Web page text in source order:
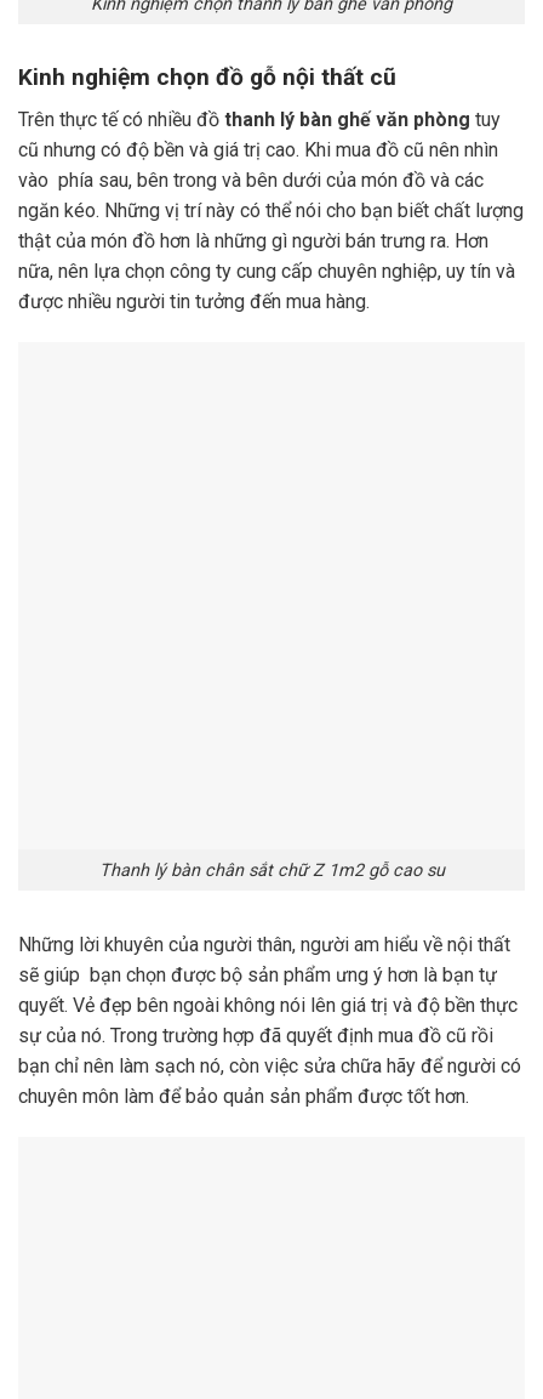
Kinh nghiệm chọn đồ gỗ nội thất cũ
Trên thực tế có nhiều đồ thanh lý bàn ghế văn phòng tuy
cũ nhưng có độ bền và giá trị cao. Khi mua đồ cũ nên nhìn
vào phía sau, bên trong và bên dưới của món đồ và các
ngăn kéo. Những vị trí này có thể nói cho bạn biết chất lượng
thật của món đồ hơn là những gì người bán trưng ra. Hơn
nữa, nên lựa chọn công ty cung cấp chuyên nghiệp, uy tín và
được nhiều người tin tưởng đến mua hàng.
Thanh lý bàn chân sắt chữ Z 1m2 gỗ cao su
Những lời khuyên của người thân, người am hiểu về nội thất
sẽ giúp bạn chọn được bộ sản phẩm ưng ý hơn là bạn tự
quyết. Vẻ đẹp bên ngoài không nói lên giá trị và độ bền thực
sự của nó. Trong trường hợp đã quyết định mua đồ cũ rồi
bạn chỉ nên làm sạch nó, còn việc sửa chữa hãy để người có
chuyên môn làm để bảo quản sản phẩm được tốt hơn.